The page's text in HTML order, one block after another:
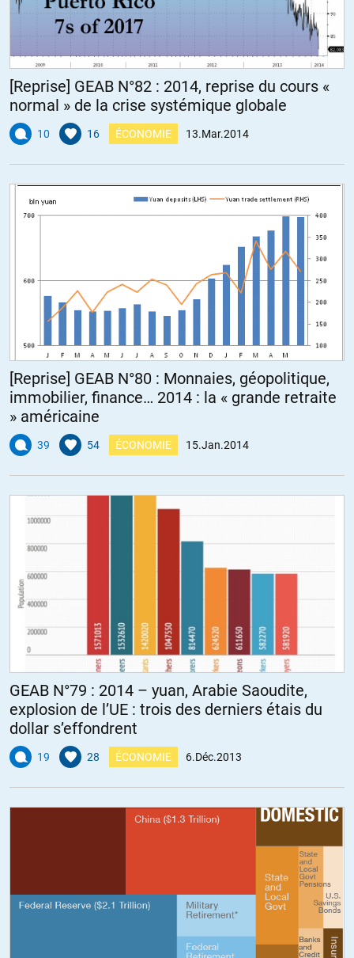
[Reprise] GEAB N°82 : 2014, reprise du cours «
normal » de la crise systémique globale
10 16 ÉCONOMIE 13.Mar.2014
[Reprise] GEAB N°80 : Monnaies, géopolitique,
immobilier, finance… 2014 : la « grande retraite
» américaine
39 54 ÉCONOMIE 15.Jan.2014
GEAB N°79 : 2014 – yuan, Arabie Saoudite,
explosion de l’UE : trois des derniers étais du
dollar s’effondrent
19 28 ÉCONOMIE 6.Déc.2013